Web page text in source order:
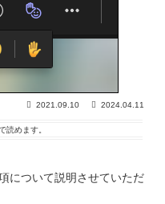
2021.09.10 2024.04.11
読めます。
について説明させていただ